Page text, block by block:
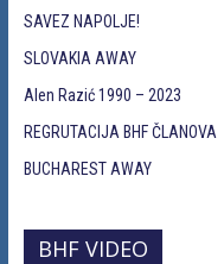
SAVEZ NAPOLJE!
SLOVAKIA AWAY
Alen Razić 1990 – 2023
REGRUTACIJA BHF ČLANOVA
BUCHAREST AWAY
BHF VIDEO